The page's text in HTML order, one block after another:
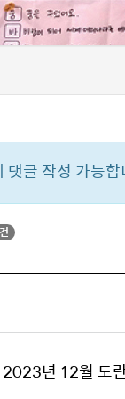
댓글 작성 가능
2023년 12월 도